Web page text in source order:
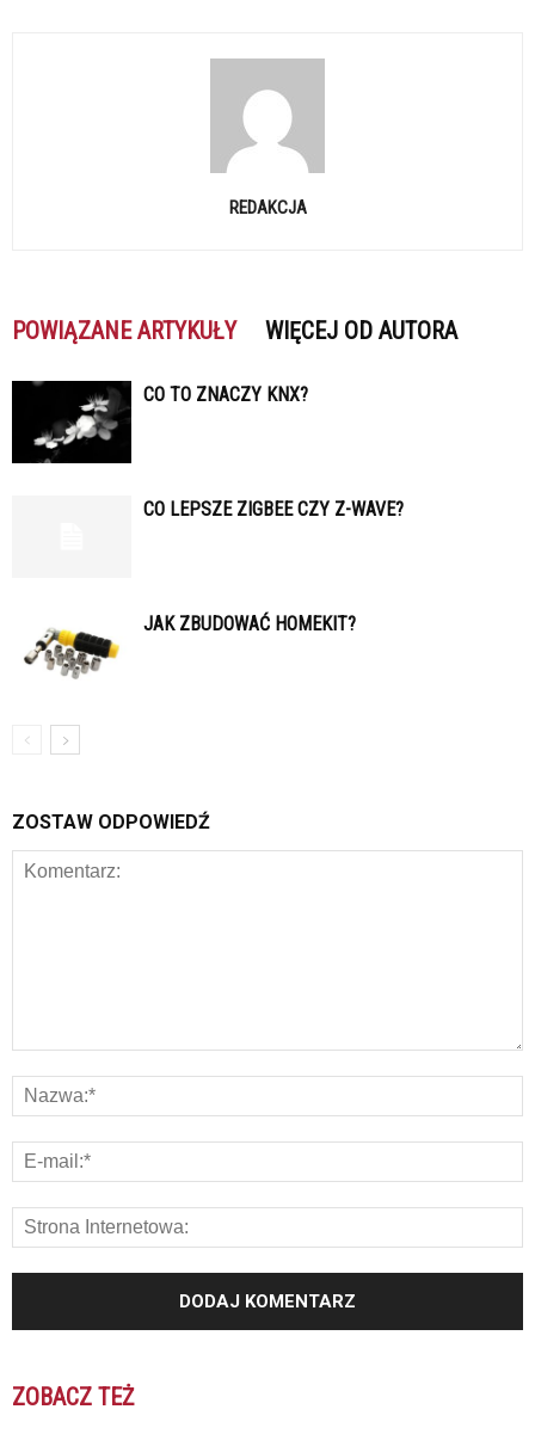
REDAKCJA
POWIĄZANE ARTYKUŁY WIĘCEJ OD AUTORA
CO TO ZNACZY KNX?
CO LEPSZE ZIGBEE CZY Z-WAVE?
JAK ZBUDOWAĆ HOMEKIT?
ZOSTAW ODPOWIEDŹ
ZOBACZ TEŻ